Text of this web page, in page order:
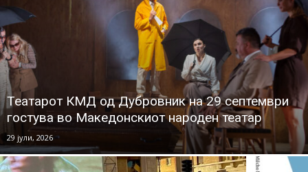
Театарот КМД од Дубровник на 29 септември
гостува во Македонскиот народен театар
29 јули, 2026